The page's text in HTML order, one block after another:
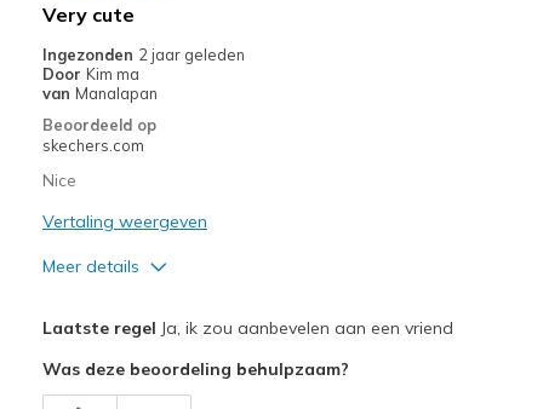
Width
Sizing
Feels true to size
View On Shoes
Very cute
Ingezonden 2 jaar geleden
Door Kim ma
van Manalapan
Beoordeeld op
skechers.com
Nice
Vertaling weergeven
Meer details
Beste toepassingen
Laatste regel Ja, ik zou aanbevelen aan een vriend
Was deze beoordeling behulpzaam?